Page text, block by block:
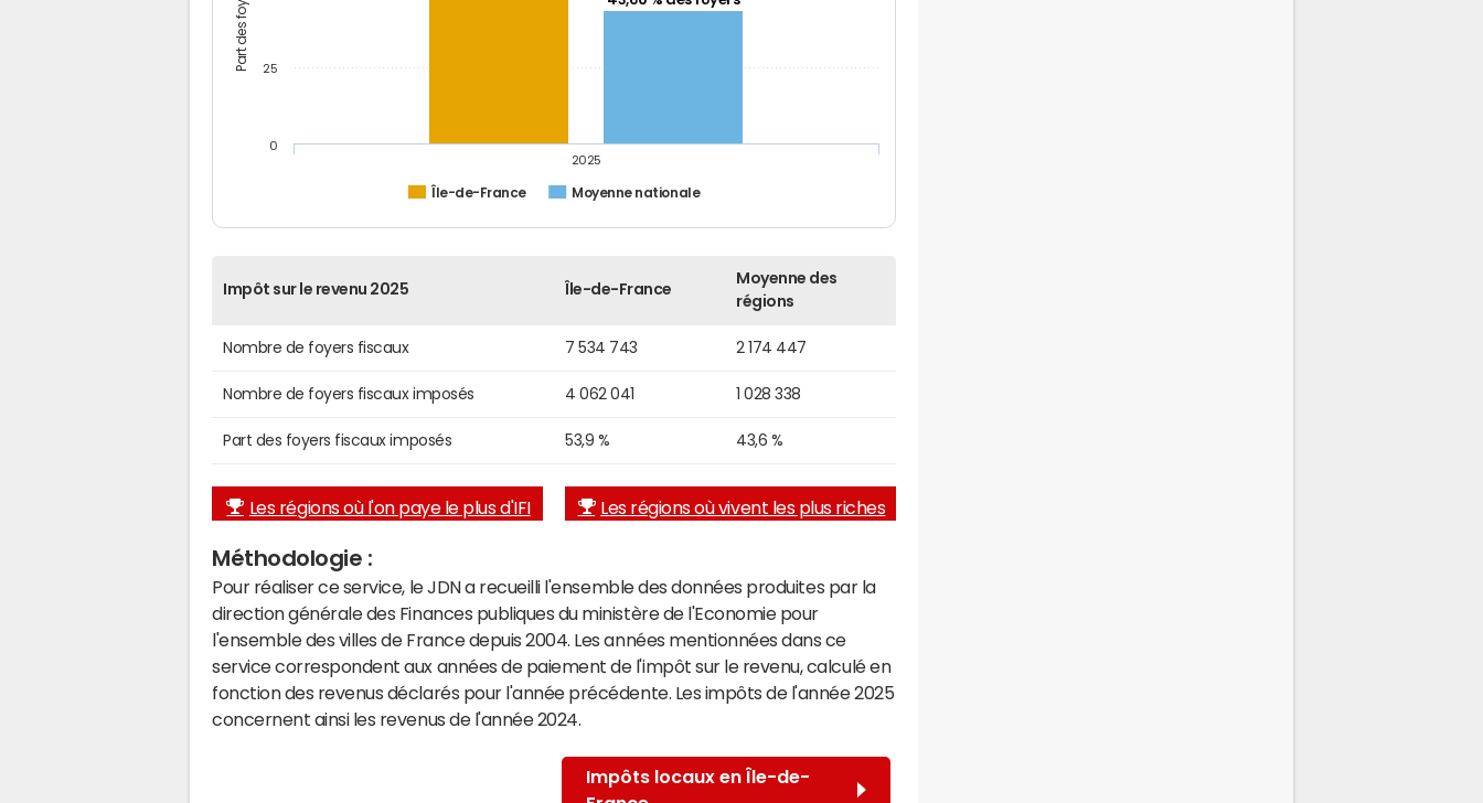
Île-de-France Moyenne nationale
2025
0
25
Impôt sur le revenu 2025 Île-de-France
Moyenne des
régions
Nombre de foyers fiscaux 7 534 743 2 174 447
Nombre de foyers fiscaux imposés 4 062 041 1 028 338
Part des foyers fiscaux imposés 53,9 % 43,6 %
Les régions où l'on paye le plus d'IFI Les régions où vivent les plus riches
Méthodologie :
Pour réaliser ce service, le JDN a recueilli l'ensemble des données produites par la
direction générale des Finances publiques du ministère de l'Economie pour
l'ensemble des villes de France depuis 2004. Les années mentionnées dans ce
service correspondent aux années de paiement de l'impôt sur le revenu, calculé en
fonction des revenus déclarés pour l'année précédente. Les impôts de l'année 2025
concernent ainsi les revenus de l'année 2024.
Impôts locaux en Île-de-